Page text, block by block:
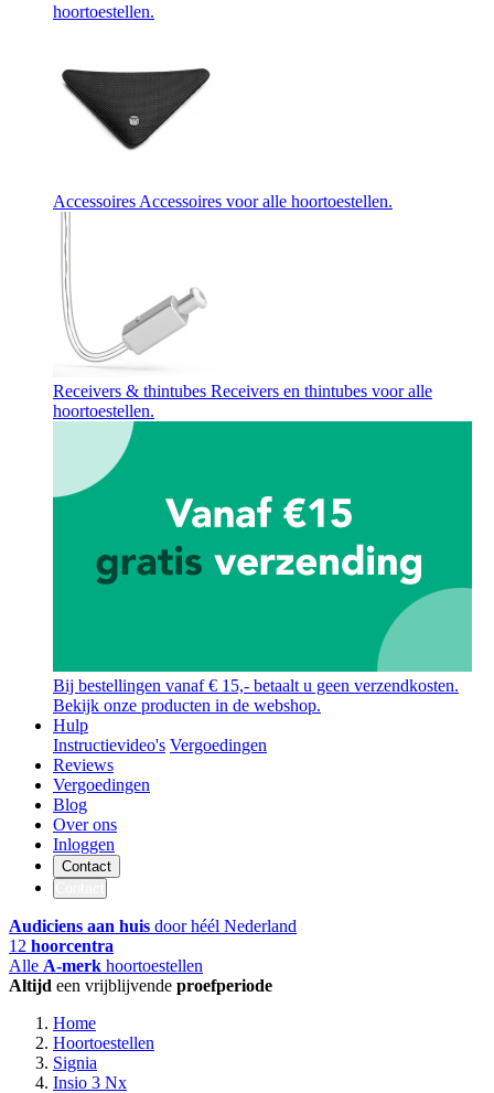
hoortoestellen.
Accessoires Accessoires voor alle hoortoestellen.
Receivers & thintubes Receivers en thintubes voor alle
hoortoestellen.
Bij bestellingen vanaf € 15,- betaalt u geen verzendkosten.
Bekijk onze producten in de webshop.
Hulp
Instructievideo's Vergoedingen
Reviews
Vergoedingen
Blog
Over ons
Inloggen
Contact
Audiciens aan huis door héél Nederland
12 hoorcentra
Alle A-merk hoortoestellen
Altijd een vrijblijvende proefperiode
Home
Hoortoestellen
Signia
Insio 3 Nx